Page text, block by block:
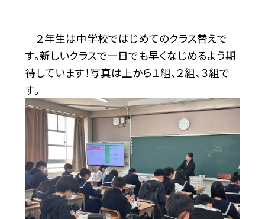
２年生は中学校ではじめてのクラス替えで
す。新しいクラスで一日でも早くなじめるよう期
待しています！写真は上から１組、２組、３組で
す。